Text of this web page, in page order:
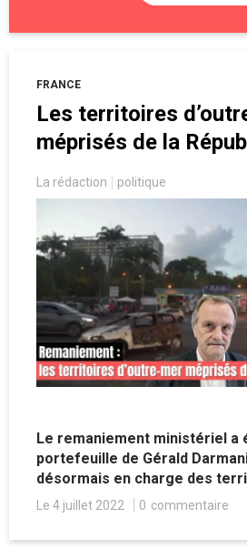
FRANCE
Les territoires
méprisés de la
La rédaction politique
Le remaniement ministériel a
portefeuille de Gérald
désormais en charge des
mer, avec pour ministre
de régulation de l’énergie.
Le 4 juillet 2022 0 commentaire